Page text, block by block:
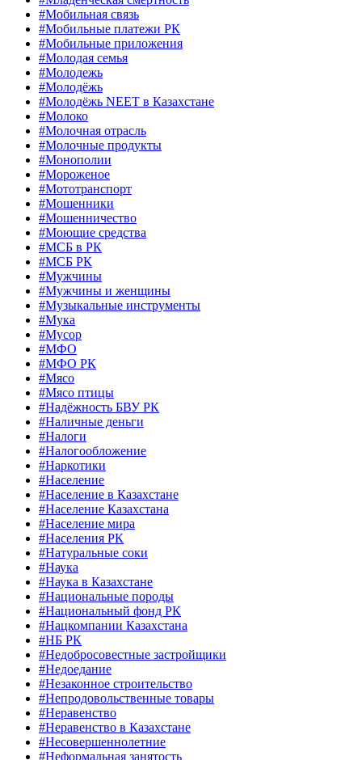
#Мобильная связь
#Мобильные платежи РК
#Мобильные приложения
#Молодая семья
#Молодежь
#Молодёжь
#Молодёжь NEET в Казахстане
#Молоко
#Молочная отрасль
#Молочные продукты
#Монополии
#Мороженое
#Мототранспорт
#Мошенники
#Мошенничество
#Моющие средства
#МСБ в РК
#МСБ РК
#Мужчины
#Мужчины и женщины
#Музыкальные инструменты
#Мука
#Мусор
#МФО
#МФО РК
#Мясо
#Мясо птицы
#Надёжность БВУ РК
#Наличные деньги
#Налоги
#Налогообложение
#Наркотики
#Население
#Население в Казахстане
#Население Казахстана
#Население мира
#Населения РК
#Натуральные соки
#Наука
#Наука в Казахстане
#Национальные породы
#Национальный фонд РК
#Нацкомпании Казахстана
#НБ РК
#Недобросовестные застройщики
#Недоедание
#Незаконное строительство
#Непродовольственные товары
#Неравенство
#Неравенство в Казахстане
#Несовершеннолетние
#Неформальная занятость